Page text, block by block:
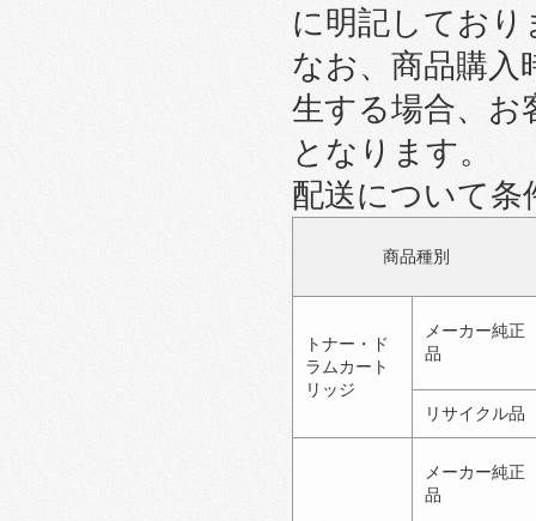
に明記しており
なお、商品購入
生する場合、お
となります。
配送について条
商品種別
トナー・ド
ラムカート
リッジ
メーカー純正
品
リサイクル品
メーカー純正
品